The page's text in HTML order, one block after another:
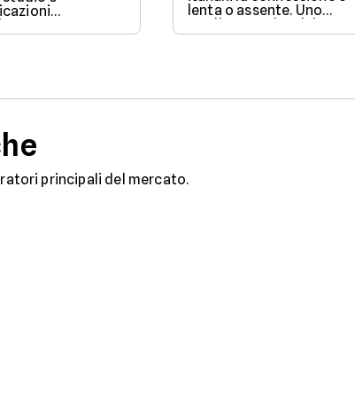
la legge
prolungati.
lenta o assente. Uno
studio eseguito dal
Censis in collaborazione
rapporto Censis, che fa
principali del mercato.